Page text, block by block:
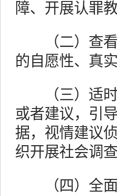
障、开展认罪
（二）查看
的自愿性、真实
（三）适时
或者建议，引
据，视情建议
织开展社会调查
（四）全面